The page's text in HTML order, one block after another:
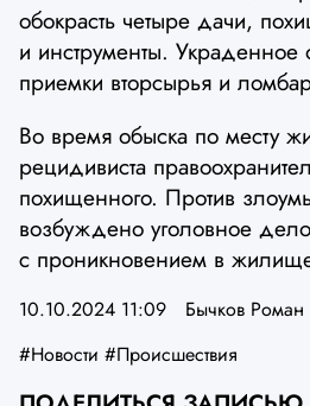
обокрасть четыре дачи,
и инструменты. Украденное
приемки вторсырья и
Во время обыска по месту
рецидивиста
похищенного. Против
возбуждено уголовное
с проникновением в
10.10.2024 11:09
Бычков Роман
#Новости #Происшествия